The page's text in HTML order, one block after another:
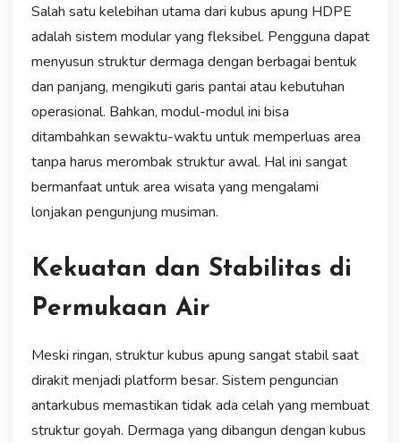
Salah satu kelebihan utama dari kubus apung HDPE
adalah sistem modular yang fleksibel. Pengguna dapat
menyusun struktur dermaga dengan berbagai bentuk
dan panjang, mengikuti garis pantai atau kebutuhan
operasional. Bahkan, modul-modul ini bisa
ditambahkan sewaktu-waktu untuk memperluas area
tanpa harus merombak struktur awal. Hal ini sangat
bermanfaat untuk area wisata yang mengalami
lonjakan pengunjung musiman.
Kekuatan dan Stabilitas di
Permukaan Air
Meski ringan, struktur kubus apung sangat stabil saat
dirakit menjadi platform besar. Sistem penguncian
antarkubus memastikan tidak ada celah yang membuat
struktur goyah. Dermaga yang dibangun dengan kubus